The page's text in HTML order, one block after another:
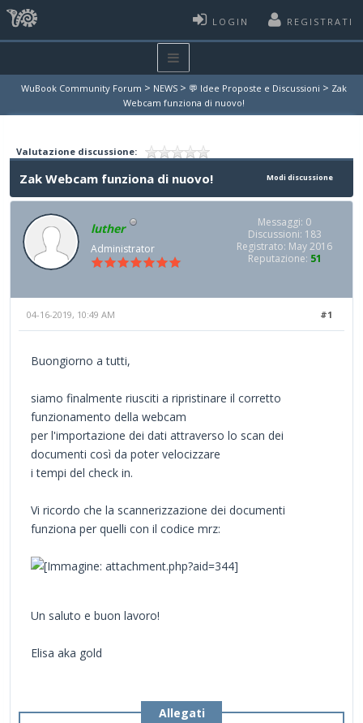
LOGIN REGISTRATI
WuBook Community Forum > NEWS > 💬 Idee Proposte e Discussioni > Zak
Webcam funziona di nuovo!
Valutazione discussione:
Modi discussione
Zak Webcam funziona di nuovo!
luther
Administrator
Messaggi: 0
Discussioni: 183
Registrato: May 2016
Reputazione: 51
#1
04-16-2019, 10:49 AM
Buongiorno a tutti,
siamo finalmente riusciti a ripristinare il corretto
funzionamento della webcam
per l'importazione dei dati attraverso lo scan dei
documenti così da poter velocizzare
i tempi del check in.
Vi ricordo che la scannerizzazione dei documenti
funziona per quelli con il codice mrz:
Un saluto e buon lavoro!
Elisa aka gold
Allegati